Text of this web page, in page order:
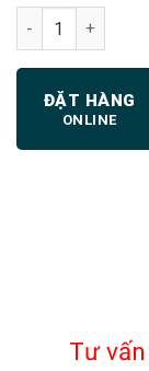
Máy cưa xương
ĐẶT HÀNG
ONLINE
Tư